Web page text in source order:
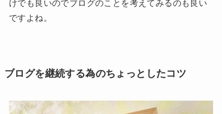
けでも良いのでブログのことを考えてみるのも良い
ですよね。
ブログを継続する為のちょっとしたコツ